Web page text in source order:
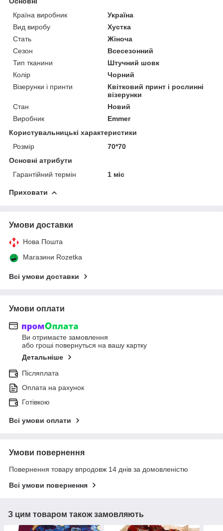
Країна виробник
Україна
Вид виробу
Хустка
Стать
Жіноча
Сезон
Всесезонний
Тип тканини
Штучний шовк
Колір
Чорний
Візерунки і принти
Квітковий принт і рослинні
візерунки
Стан
Новий
Виробник
Emmer
Користувальницькі характеристики
Розмір
70*70
Основні атрибути
Гарантійний термін
1 міс
Приховати
Умови доставки
Нова Пошта
Магазини Rozetka
Всі умови доставки
Умови оплати
Ви отримаєте замовлення
або гроші повернуться на вашу картку
Детальніше
Післяплата
Оплата на рахунок
Готівкою
Всі умови оплати
Умови повернення
Повернення товару впродовж 14 днів за домовленістю
Всі умови повернення
З цим товаром також замовляють